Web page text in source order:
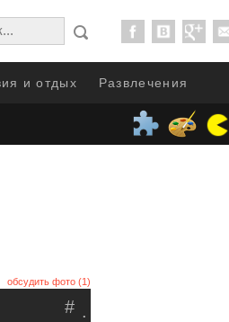
и отдых Развлечения
обсудить фото (1)
.
#